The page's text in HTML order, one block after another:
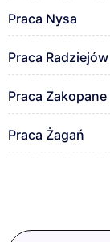
Praca Nysa
Praca Radziejów
Praca Zakopane
Praca Żagań